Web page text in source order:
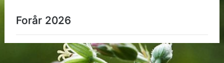
Forår 2026